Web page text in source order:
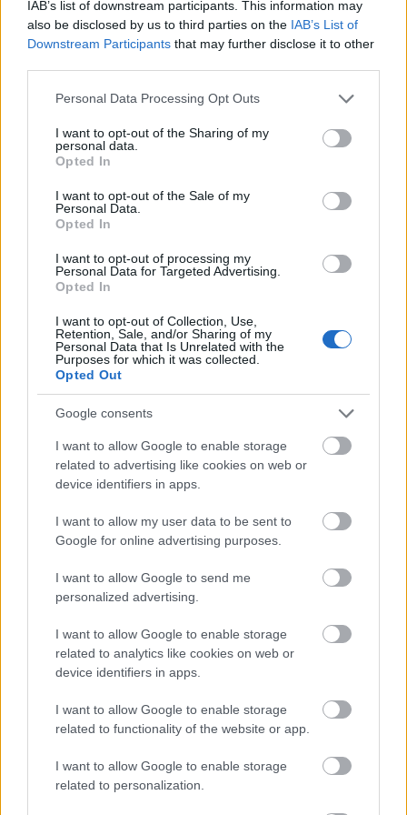
IAB’s list of downstream participants. This information may
also be disclosed by us to third parties on the IAB’s List of
Downstream Participants that may further disclose it to other
Please note that this website/app uses one or more Google
not limited to your visit or usage behaviour. You may click to
grant or deny consent to Google and its third-party tags to
use your data for below specified purposes in below Google
consent section.
Personal Data Processing Opt Outs
I want to opt-out of the Sharing of my
personal data.
Opted In
I want to opt-out of the Sale of my
Personal Data.
Opted In
I want to opt-out of processing my
Personal Data for Targeted Advertising.
Opted In
I want to opt-out of Collection, Use,
Retention, Sale, and/or Sharing of my
Personal Data that Is Unrelated with the
Purposes for which it was collected.
Opted Out
Google consents
I want to allow Google to enable storage
related to advertising like cookies on web or
device identifiers in apps.
I want to allow my user data to be sent to
Google for online advertising purposes.
I want to allow Google to send me
personalized advertising.
I want to allow Google to enable storage
related to analytics like cookies on web or
device identifiers in apps.
I want to allow Google to enable storage
related to functionality of the website or app.
I want to allow Google to enable storage
related to personalization.
Ingatlan
Épkar Zrt. Józsefváros bérlakás bérlakásprogram
Csökkenti Józsefváros az üresen álló
lakásállományát
Nagyjából 25 józsefvárosi bérlakást újíthatnak fel, a
keretszerződés pályázatát az Épkar nyerte.
Két új szálláshely fejleszti Budapest-
Józsefvárost
Ne hagyjuk ki a vevőt! Balla Ákos a
földön járó ingatlanfejlesztésről